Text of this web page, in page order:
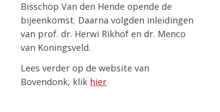
Bisschop Van den Hende opende de
bijeenkomst. Daarna volgden inleidingen
van prof. dr. Herwi Rikhof en dr. Menco
van Koningsveld.
Lees verder op de website van
Bovendonk, klik hier